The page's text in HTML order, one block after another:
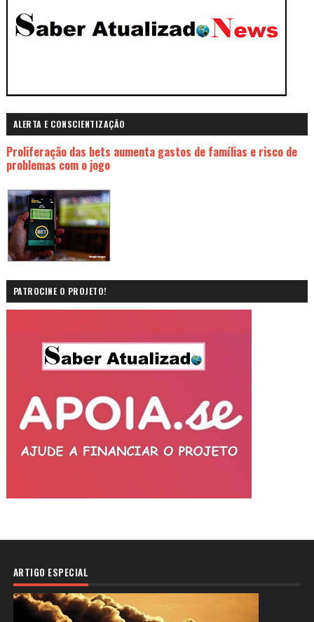
ALERTA E CONSCIENTIZAÇÃO
Proliferação das bets aumenta gastos de famílias e risco de
problemas com o jogo
PATROCINE O PROJETO!
ARTIGO ESPECIAL